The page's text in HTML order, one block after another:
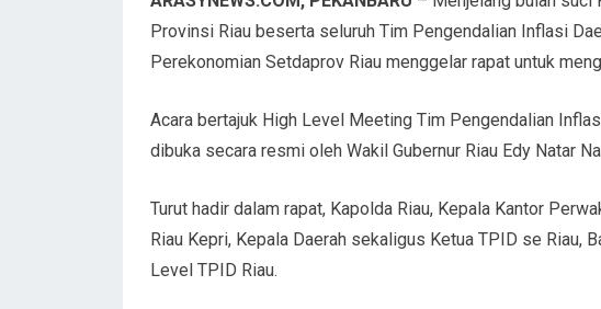
Provinsi Riau beserta seluruh Tim Pengendalian Inflasi
Perekonomian Setdaprov Riau menggelar rapat untuk
Acara bertajuk High Level Meeting Tim Pengendalian
dibuka secara resmi oleh Wakil Gubernur Riau Edy Natar
Turut hadir dalam rapat, Kapolda Riau, Kepala Kantor
Riau Kepri, Kepala Daerah sekaligus Ketua TPID se Riau,
Level TPID Riau.